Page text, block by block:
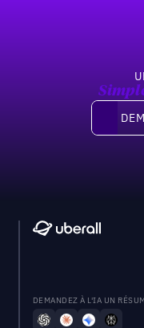
DEMANDEZ À L'IA UN